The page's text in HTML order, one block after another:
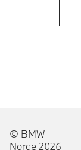
© BMW
Norge 2026